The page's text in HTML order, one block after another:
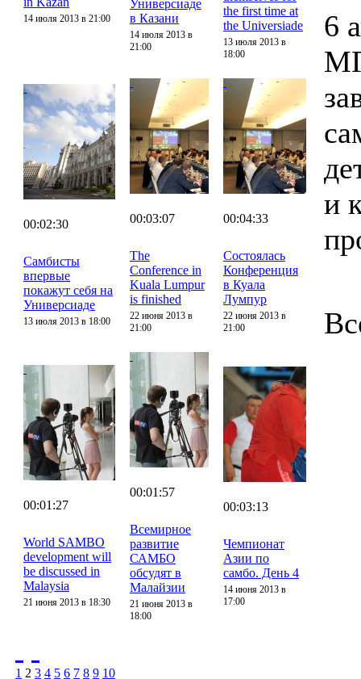
14 июля 2013 в 21:00
Универсиаде
в Казани
14 июля 2013 в
21:00
the first time at
the Universiade
13 июля 2013 в
18:00
00:02:30
Самбисты
впервые
покажут себя на
Универсиаде
13 июля 2013 в 18:00
00:03:07
The
Conference in
Kuala Lumpur
is finished
22 июня 2013 в
21:00
00:04:33
Состоялась
Конференция
в Куала
Лумпур
22 июня 2013 в
21:00
00:01:27
World SAMBO
development will
be discussed in
Malaysia
21 июня 2013 в 18:30
00:01:57
Всемирное
развитие
САМБО
обсудят в
Малайзии
21 июня 2013 в
18:00
00:03:13
Чемпионат
Азии по
самбо. День 4
14 июня 2013 в
17:00
1 2 3 4 5 6 7 8 9 10
6
и